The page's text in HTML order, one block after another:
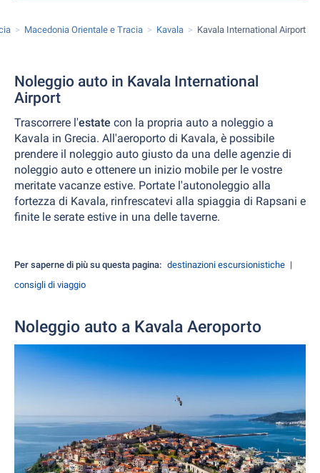
Macedonia Orientale e Tracia Kavala Kavala International Airport
Noleggio auto in Kavala International
Airport
Trascorrere l'estate con la propria auto a noleggio a
Kavala in Grecia. All'aeroporto di Kavala, è possibile
prendere il noleggio auto giusto da una delle agenzie di
noleggio auto e ottenere un inizio mobile per le vostre
meritate vacanze estive. Portate l'autonoleggio alla
fortezza di Kavala, rinfrescatevi alla spiaggia di Rapsani e
finite le serate estive in una delle taverne.
Per saperne di più su questa pagina: destinazioni escursionistiche
consigli di viaggio
Noleggio auto a Kavala Aeroporto